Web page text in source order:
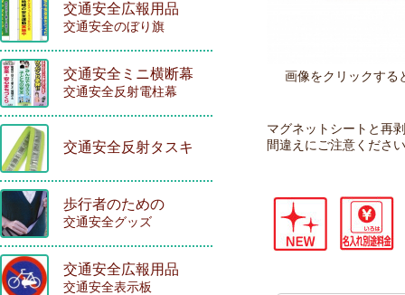
画像をクリックする
マグネットシートと再
間違えにご注意くださ
交通安全広報用品
交通安全のぼり旗
交通安全ミニ横断幕
交通安全反射電柱幕
交通安全反射タスキ
歩行者のための
交通安全グッズ
交通安全広報用品
交通安全表示板